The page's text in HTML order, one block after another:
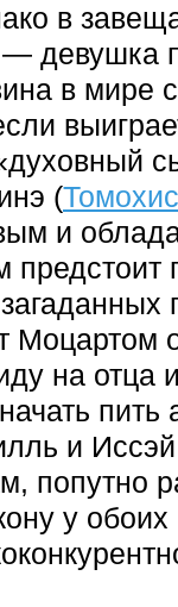
в
— девушка
в мире
(
и
предстоит
Моцартом
на отца
пить
и
попутно
у обоих